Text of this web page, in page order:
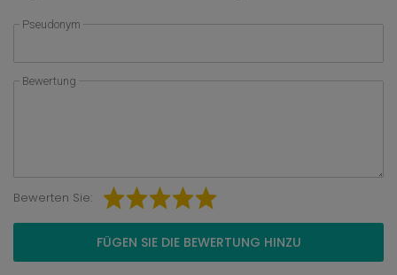
Pseudonym
Bewertung
Bewerten Sie:
FÜGEN SIE DIE BEWERTUNG HINZU